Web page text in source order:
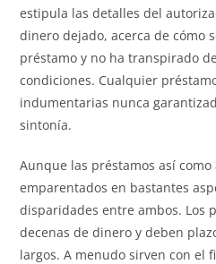
estipula las detalles del
dinero dejado, acerca de cómo
préstamo y no ha transpirado
condiciones. Cualquier
indumentarias nunca
sintonía.
Aunque las préstamos así­ como
emparentados en bastantes
disparidades entre ambos. Los
decenas de dinero y deben
largos. A menudo sirven con el